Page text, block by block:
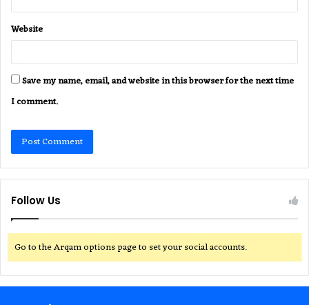
Website
Save my name, email, and website in this browser for the next time
I comment.
Follow Us
Go to the Arqam options page to set your social accounts.